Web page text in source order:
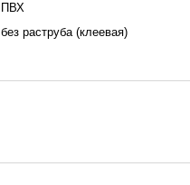
ПВХ
без раструба (клеевая)